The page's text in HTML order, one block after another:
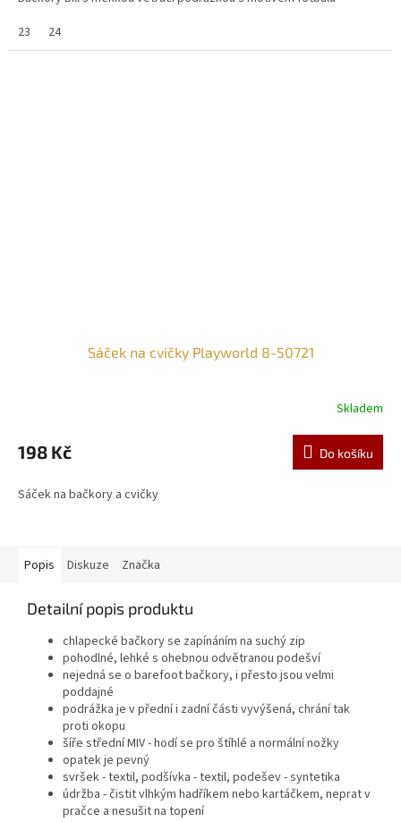
23
24
Sáček na cvičky Playworld 8-50721
Skladem
198 Kč Do košíku
Sáček na bačkory a cvičky
Popis Diskuze Značka
Detailní popis produktu
chlapecké bačkory se zapínáním na suchý zip
pohodlné, lehké s ohebnou odvětranou podešví
nejedná se o barefoot bačkory, i přesto jsou velmi
poddajné
podrážka je v přední i zadní části vyvýšená, chrání tak
proti okopu
šíře střední MIV - hodí se pro štíhlé a normální nožky
opatek je pevný
svršek - textil, podšívka - textil, podešev - syntetika
údržba - čistit vlhkým hadříkem nebo kartáčkem, neprat v
pračce a nesušit na topení